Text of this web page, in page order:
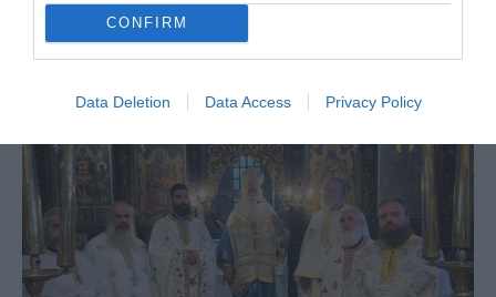
CONFIRM
Data Deletion Data Access Privacy Policy
Ο Ελληνικός Ερυθρός Σταυρός υπενθυμίζει τι
πρέπει να...